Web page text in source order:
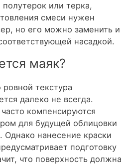
или терка,
смеси нужен
но его можно заменить и
насадкой.
маяк?
текстура
далеко не всегда.
компенсируются
для будущей облицовки
Однако нанесение краски
подготовку
что поверхность должна